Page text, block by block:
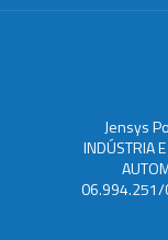
Jensys
INDÚSTRIA